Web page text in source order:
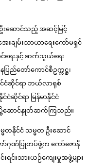
ဆောင်သည့် အဆင့်မြင့်
ချမ်းသာယာရေးကော်မရှင်
င်ရေးနှင့် ဆက်သွယ်ရေး
ပြည်တော်ကောင်စီဥက္ကဋ္ဌ၊
ာနိုင်ငံဆိုင်ရာ ဘယ်လာရုစ်
ဆိုင်ရာ မြန်မာနိုင်ငံ
ပို့ဆောင်နှုတ်ဆက်ကြသည်။
င်ငံ သမ္မတ ဦးဆောင်
ဂုဏ်ပြုတပ်ဖွဲ့က ကော်ဇောနီ
င်းသားယဉ်ကျေးမှုအဖွဲ့များ